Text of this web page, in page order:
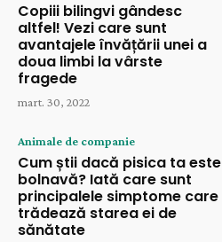
Copiii bilingvi gândesc
altfel! Vezi care sunt
avantajele învățării unei a
doua limbi la vârste
fragede
mart. 30, 2022
Animale de companie
Cum știi dacă pisica ta este
bolnavă? Iată care sunt
principalele simptome care
trădează starea ei de
sănătate